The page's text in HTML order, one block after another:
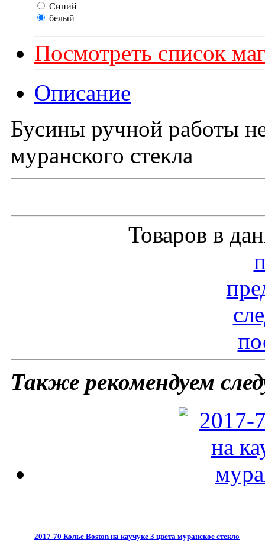
Синий
белый
Посмотреть список
Описание
Бусины ручной работы
муранского стекла
Товаров в
Также рекомендуем
2017-70 Колье Boston на каучуке 3 цвета муранское стекло